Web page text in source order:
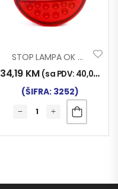
STOP LAMPA OK MAN 4F LED
34,19 KM (sa PDV: 40,00
(ŠIFRA: 3252)